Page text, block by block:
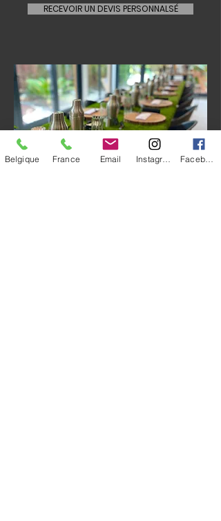
RECEVOIR UN DEVIS PERSONNALSÉ
Belgique France Email